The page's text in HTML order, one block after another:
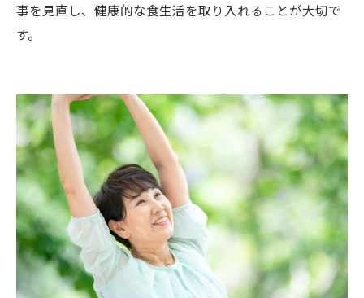
事を見直し、健康的な食生活を取り入れることが大切で
す。